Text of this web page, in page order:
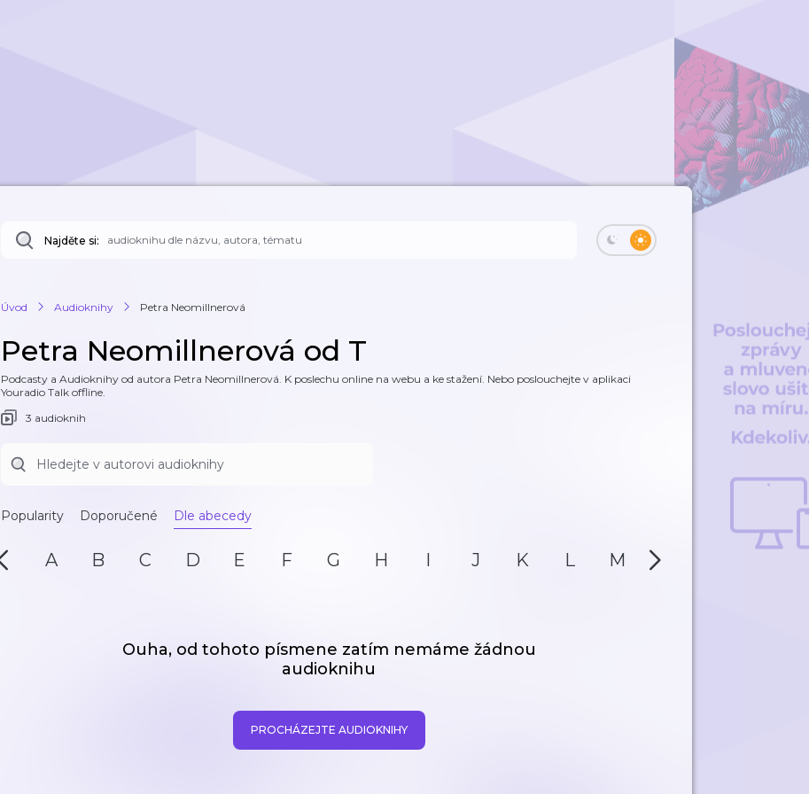
Najděte si:
Úvod Audioknihy Petra Neomillnerová
Petra Neomillnerová od T
Podcasty a Audioknihy od autora Petra Neomillnerová. K poslechu online na webu a ke stažení. Nebo poslouchejte v aplikaci
Youradio Talk offline.
3 audioknih
Popularity Doporučené Dle abecedy
A B C D E F G H I J K L M N
Ouha, od tohoto písmene zatím nemáme žádnou
audioknihu
PROCHÁZEJTE AUDIOKNIHY